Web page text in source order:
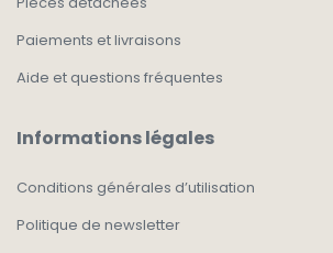
Paiements et livraisons
Aide et questions fréquentes
Informations légales
Conditions générales d’utilisation
Politique de newsletter